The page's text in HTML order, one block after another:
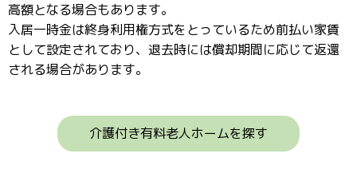
高額となる場合もあります。
入居一時金は終身利用権方式をとっているため前払い家賃
として設定されており、退去時には償却期間に応じて返還
される場合があります。
介護付き有料老人ホームを探す